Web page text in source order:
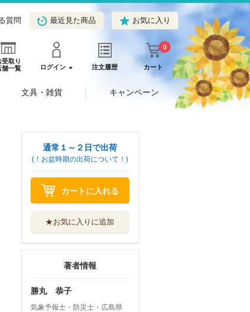
質問 最近見た商品 お気に入り
受取り
舗一覧
ログイン 注文履歴 カート
0
文具・雑貨 キャンペーン
通常１～２日で出荷
(！お盆時期の出荷について！)
カートに入れる
★お気に入りに追加
著者情報
勝丸 恭子
気象予報士・防災士・広島県